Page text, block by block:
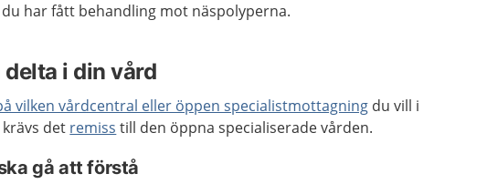
har fått behandling mot näspolyperna.
i din vård
vilken vårdcentral eller öppen specialistmottagning du vill i
det remiss till den öppna specialiserade vården.
gå att förstå